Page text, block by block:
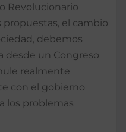
Revolucionario
propuestas, el cambio
debemos
desde un Congreso
realmente
con el gobierno
los problemas